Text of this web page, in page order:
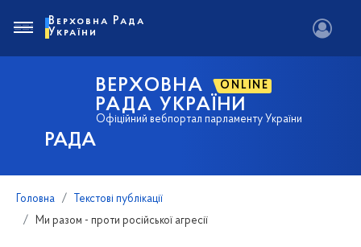
РАДА
ВЕРХОВНА ONLINE
РАДА УКРАЇНИ
Офіційний вебпортал парламенту України
Верховна Рада
України
Головна
Текстові публікації
Ми разом - проти російської агресії